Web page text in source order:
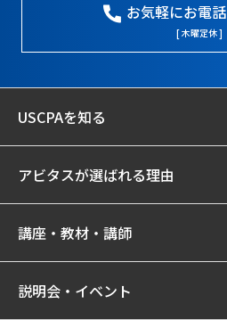
お気軽にお電話
[ 木曜定休 ]
USCPAを知る
アビタスが選ばれる理由
講座・教材・講師
説明会・イベント